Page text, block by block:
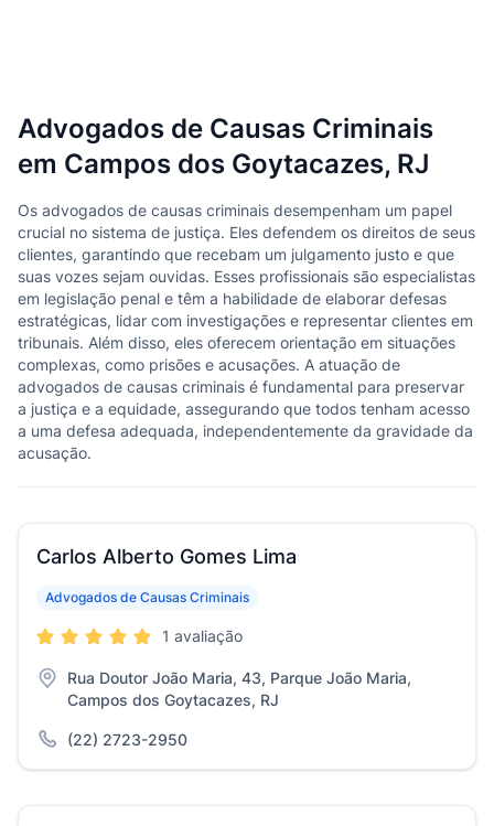
Advogados de Causas Criminais
em Campos dos Goytacazes, RJ
Os advogados de causas criminais desempenham um papel
crucial no sistema de justiça. Eles defendem os direitos de seus
clientes, garantindo que recebam um julgamento justo e que
suas vozes sejam ouvidas. Esses profissionais são especialistas
em legislação penal e têm a habilidade de elaborar defesas
estratégicas, lidar com investigações e representar clientes em
tribunais. Além disso, eles oferecem orientação em situações
complexas, como prisões e acusações. A atuação de
advogados de causas criminais é fundamental para preservar
a justiça e a equidade, assegurando que todos tenham acesso
a uma defesa adequada, independentemente da gravidade da
acusação.
Carlos Alberto Gomes Lima
Advogados de Causas Criminais
1 avaliação
Rua Doutor João Maria, 43, Parque João Maria,
Campos dos Goytacazes, RJ
(22) 2723-2950